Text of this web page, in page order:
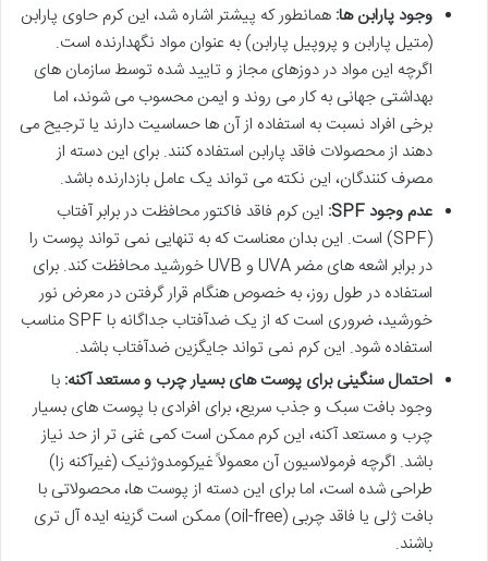
وجود پارابن ها: همانطور که پیشتر اشاره شد، این کرم حاوی پارابن
(متیل پارابن و پروپیل پارابن) به عنوان مواد نگهدارنده است.
اگرچه این مواد در دوزهای مجاز و تایید شده توسط سازمان های
بهداشتی جهانی به کار می روند و ایمن محسوب می شوند، اما
برخی افراد نسبت به استفاده از آن ها حساسیت دارند یا ترجیح می
دهند از محصولات فاقد پارابن استفاده کنند. برای این دسته از
مصرف کنندگان، این نکته می تواند یک عامل بازدارنده باشد.
عدم وجود SPF:
این کرم فاقد فاکتور محافظت در برابر آفتاب
(SPF) است. این بدان معناست که به تنهایی نمی تواند پوست را
در برابر اشعه های مضر UVA و UVB خورشید محافظت کند. برای
استفاده در طول روز، به خصوص هنگام قرار گرفتن در معرض نور
خورشید، ضروری است که از یک ضدآفتاب جداگانه با SPF مناسب
استفاده شود. این کرم نمی تواند جایگزین ضدآفتاب باشد.
احتمال سنگینی برای پوست های بسیار چرب و مستعد آکنه: با
وجود بافت سبک و جذب سریع، برای افرادی با پوست های بسیار
چرب و مستعد آکنه، این کرم ممکن است کمی غنی تر از حد نیاز
باشد. اگرچه فرمولاسیون آن معمولاً غیرکومدوژنیک (غیرآکنه زا)
طراحی شده است، اما برای این دسته از پوست ها، محصولاتی با
بافت ژلی یا فاقد چربی (oil-free) ممکن است گزینه ایده آل تری
باشند.